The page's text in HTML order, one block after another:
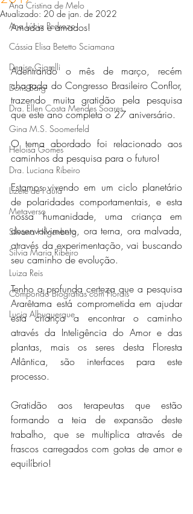
Ana Cristina de Melo
Ana Lúcia Pedrozo
Cássia Elisa Betetto Sciamana
Denise Giarelli
Doris Barg
Dra. Ellen Costa Mendes Soares
Gina M.S. Soomerfeld
Heloisa Gomes
Dra. Luciana Ribeiro
Lizete de Paula
Metaverso
Silvana Hilgenberg
Silvia Maria Ribeiro
Luiza Reis
Compondo Biografias com Florais
Lucia Albuquerque
Atualizado: 20 de jan. de 2022
Amadas e amados!
Adentrando o mês de março, recém
chagada do Congresso Brasileiro Conflor,
trazendo muita gratidão pela pesquisa
que este ano completa o 27 aniversário.
O tema abordado foi relacionado aos
caminhos da pesquisa para o futuro!
Estamos vivendo em um ciclo planetário
de polaridades comportamentais, e esta
nossa humanidade, uma criança em
desenvolvimento, ora terna, ora malvada,
através da experimentação, vai buscando
seu caminho de evolução.
Tenho a profunda certeza que a pesquisa
Ararêtama está comprometida em ajudar
esta criança a encontrar o caminho
através da Inteligência do Amor e das
plantas, mais os seres desta Floresta
Atlântica, são interfaces para este
processo.
Gratidão aos terapeutas que estão
formando a teia de expansão deste
trabalho, que se multiplica através de
frascos carregados com gotas de amor e
equilíbrio!